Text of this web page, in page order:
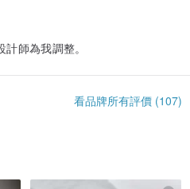
師為我調整。
看品牌所有評價 (107)